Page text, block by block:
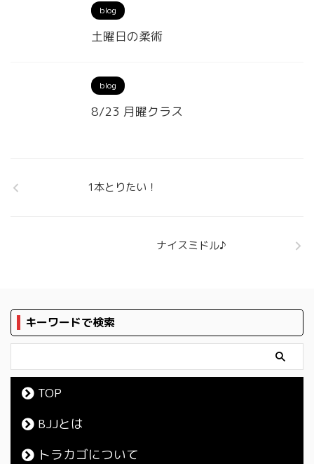
blog
土曜日の柔術
blog
8/23 月曜クラス
1本とりたい！
ナイスミドル♪
キーワードで検索
TOP
BJJとは
トラカゴについて